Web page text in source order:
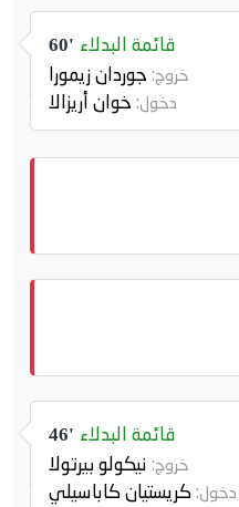
60' قائمة البدلاء
خروج: جوردان زيمورا
دخول: خوان أريزالا
46' قائمة البدلاء
خروج: نيكولو بيرتولا
دخول:كريستيان كاباسيلي